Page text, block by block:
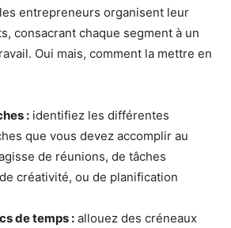
entrepreneurs organisent leur
consacrant chaque segment à un
Oui mais, comment la mettre en
: identifiez les différentes
que vous devez accomplir au
de réunions, de tâches
créativité, ou de planification
de temps : allouez des créneaux